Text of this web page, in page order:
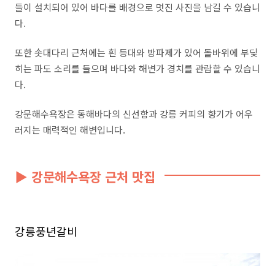
들이 설치되어 있어 바다를 배경으로 멋진 사진을 남길 수 있습니
다.
또한 솟대다리 근처에는 흰 등대와 방파제가 있어 돌바위에 부딪
히는 파도 소리를 들으며 바다와 해변가 경치를 관람할 수 있습니
다.
강문해수욕장은 동해바다의 신선함과 강릉 커피의 향기가 어우
러지는 매력적인 해변입니다.
▶ 강문해수욕장 근처 맛집
강릉풍년갈비